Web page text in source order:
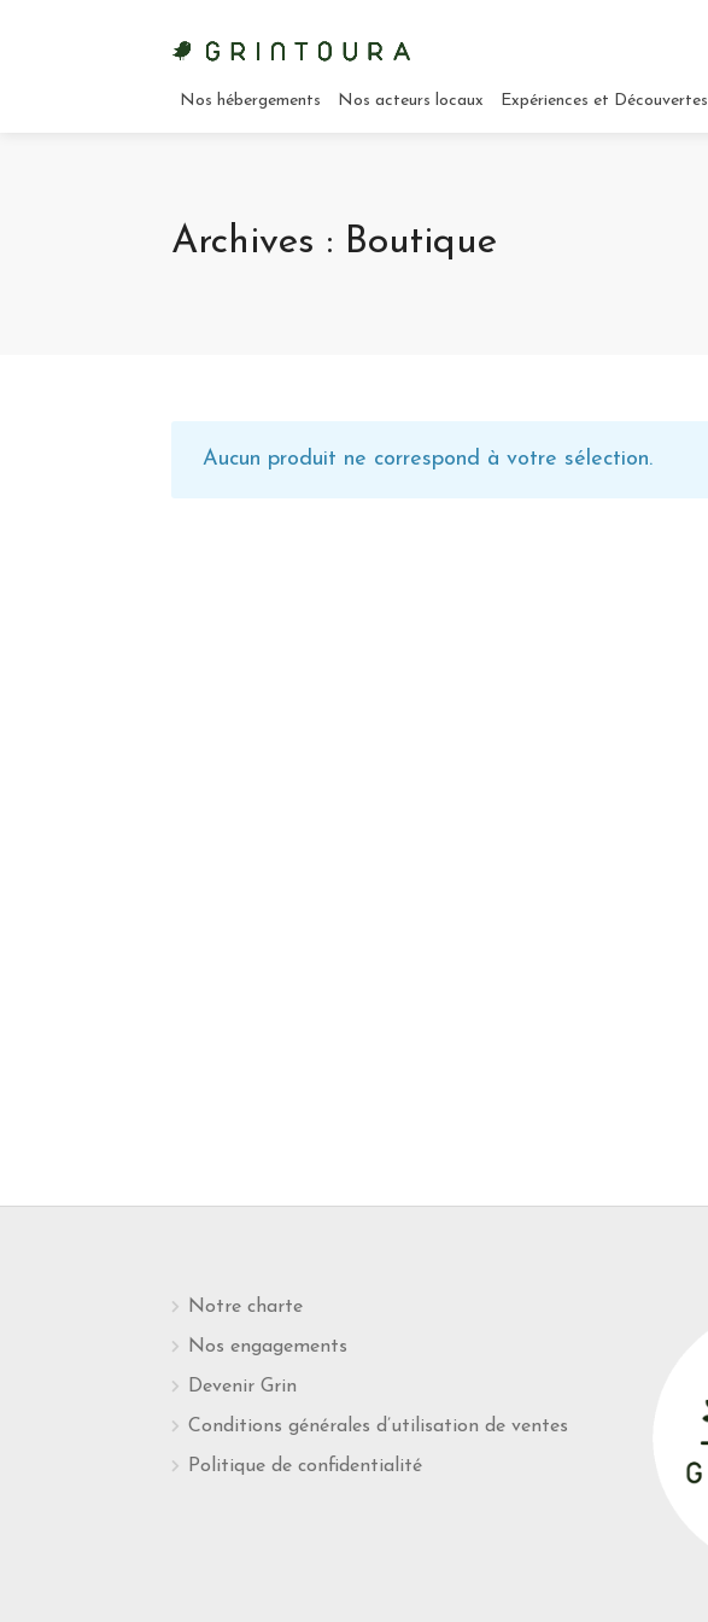
Nos hébergements Nos acteurs locaux Expériences et Découvertes
Archives : Boutique
Aucun produit ne correspond à votre sélection.
Notre charte
Nos engagements
Devenir Grin
Conditions générales d’utilisation de ventes
Politique de confidentialité